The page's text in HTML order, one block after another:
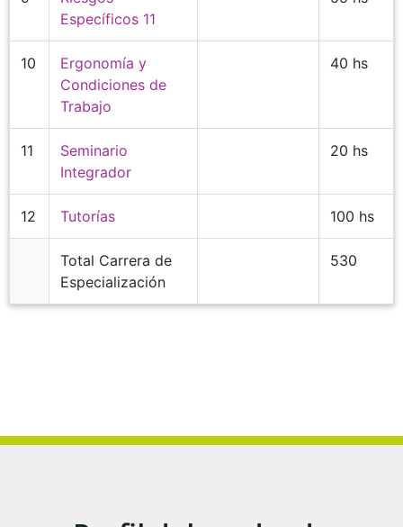
Específicos 11
10
Ergonomía y
Condiciones de
Trabajo
40 hs
11
Seminario
Integrador
20 hs
12 Tutorías 100 hs
Total Carrera de
Especialización
530